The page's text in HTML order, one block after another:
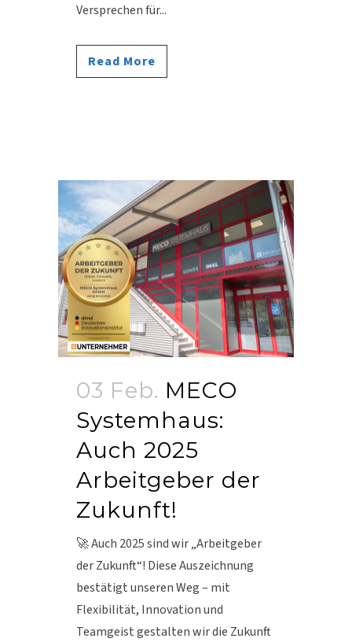
Versprechen für...
Read More
03 Feb. MECO
Systemhaus:
Auch 2025
Arbeitgeber der
Zukunft!
🚀 Auch 2025 sind wir „Arbeitgeber
der Zukunft“! Diese Auszeichnung
bestätigt unseren Weg – mit
Flexibilität, Innovation und
Teamgeist gestalten wir die Zukunft